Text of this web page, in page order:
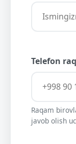
Telefon
Raqam
javob olish